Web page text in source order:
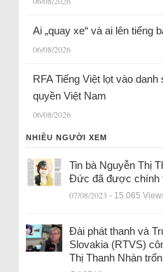
Ai „quay xe“ và ai lên tiếng
06/08/2026
RFA Tiếng Việt lọt vào danh
quyền Việt Nam
06/08/2026
NHIỀU NGƯỜI XEM
Tin bà Nguyễn Thị
Đức đã được chính
07/08/2023 - 15.065
Đài phát thanh và
Slovakia (RTVS)
Thị Thanh Nhàn